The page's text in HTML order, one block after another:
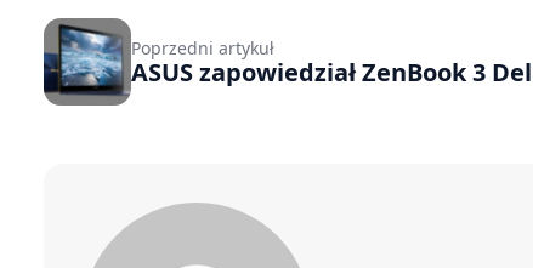
Poprzedni artykuł
ASUS zapowiedział ZenBook 3